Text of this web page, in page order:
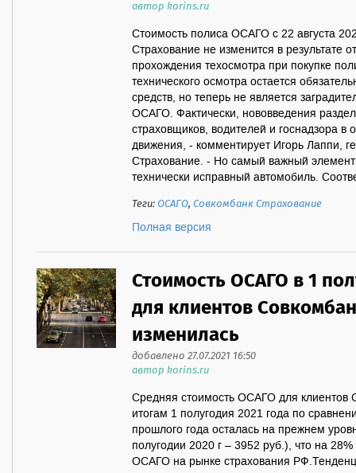
автор korins.ru
Стоимость полиса ОСАГО с 22 августа
Страхование не изменится в результате
прохождения техосмотра при покупке
технического осмотра остается
средств, но теперь не является
ОСАГО. Фактически, нововведения
страховщиков, водителей и госнадзора в
движения, - комментирует Игорь Лаппи,
Страхование. - Но самый важный
технически исправный автомобиль.
Теги:ОСАГО,Совкомбанк Страхование
Полная версия
Стоимость ОСАГО в 1
для клиентов
изменилась
добавлено 27.07.2021 16:50
автор korins.ru
Средняя стоимость ОСАГО для клиентов
итогам 1 полугодия 2021 года по
прошлого года осталась на прежнем
полугодии 2020 г – 3952 руб.), что на
ОСАГО на рынке страхования